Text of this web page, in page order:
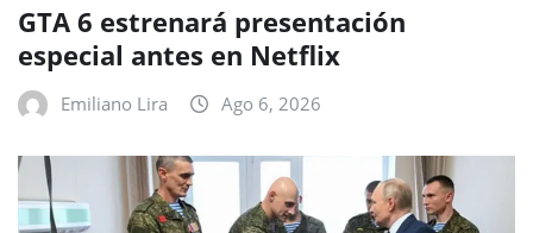
GTA 6 estrenará presentación
especial antes en Netflix
Emiliano Lira Ago 6, 2026